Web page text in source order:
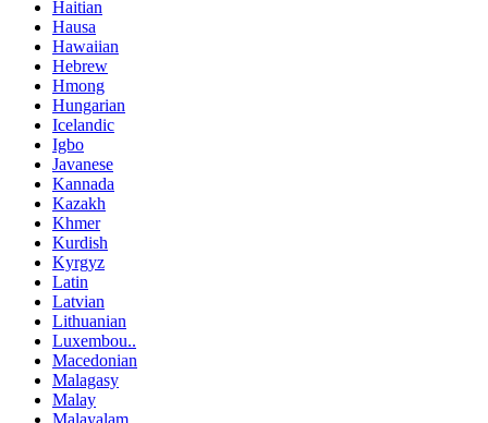
Haitian
Hausa
Hawaiian
Hebrew
Hmong
Hungarian
Icelandic
Igbo
Javanese
Kannada
Kazakh
Khmer
Kurdish
Kyrgyz
Latin
Latvian
Lithuanian
Luxembou..
Macedonian
Malagasy
Malay